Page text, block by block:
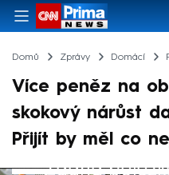
Domů Zprávy Domácí
Více peněz na
skokový nárůst
Přijít by měl co
Žádná